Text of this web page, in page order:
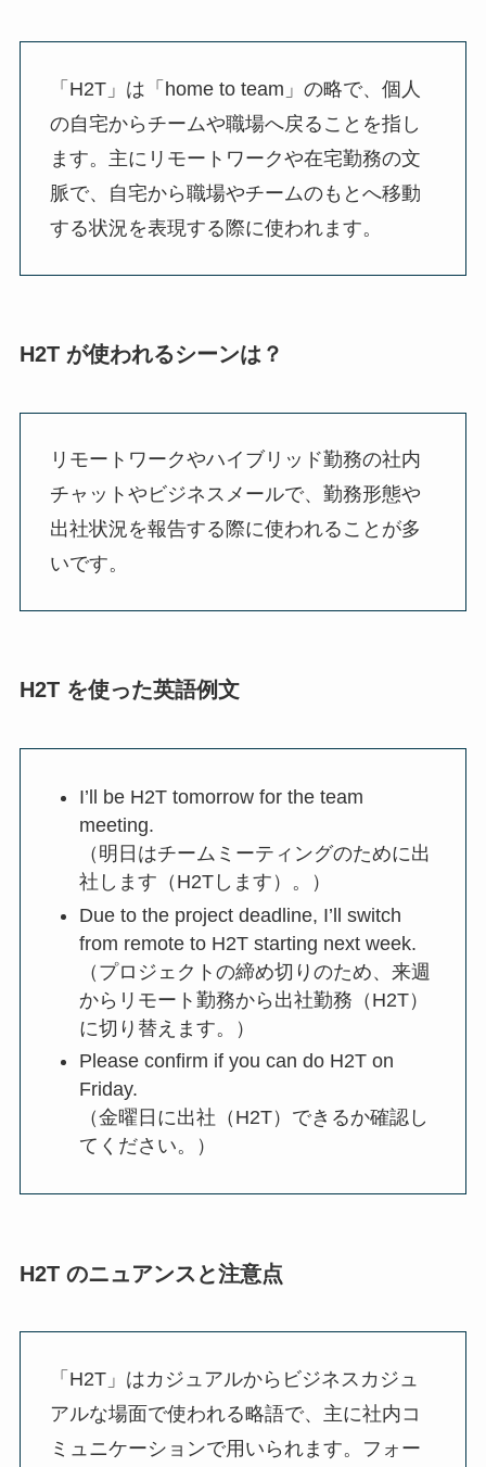
「H2T」は「home to team」の略で、個人
の自宅からチームや職場へ戻ることを指し
ます。主にリモートワークや在宅勤務の文
脈で、自宅から職場やチームのもとへ移動
する状況を表現する際に使われます。
H2T が使われるシーンは？
リモートワークやハイブリッド勤務の社内
チャットやビジネスメールで、勤務形態や
出社状況を報告する際に使われることが多
いです。
H2T を使った英語例文
I’ll be H2T tomorrow for the team
meeting.
（明日はチームミーティングのために出
社します（H2Tします）。）
Due to the project deadline, I’ll switch
from remote to H2T starting next week.
（プロジェクトの締め切りのため、来週
からリモート勤務から出社勤務（H2T）
に切り替えます。）
Please confirm if you can do H2T on
Friday.
（金曜日に出社（H2T）できるか確認し
てください。）
H2T のニュアンスと注意点
「H2T」はカジュアルからビジネスカジュ
アルな場面で使われる略語で、主に社内コ
ミュニケーションで用いられます。フォー